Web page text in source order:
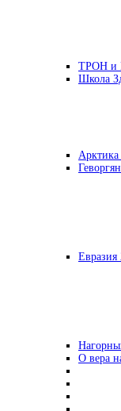
ТРОН и
Школа
Евразия
О вера